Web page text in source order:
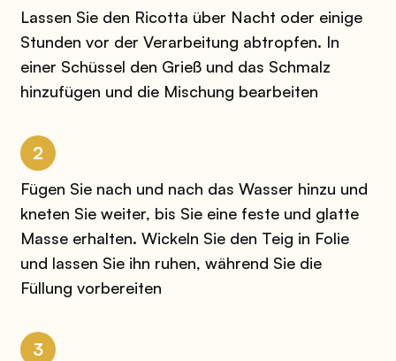
Lassen Sie den Ricotta über Nacht oder einige
Stunden vor der Verarbeitung abtropfen. In
einer Schüssel den Grieß und das Schmalz
hinzufügen und die Mischung bearbeiten
2
Fügen Sie nach und nach das Wasser hinzu und
kneten Sie weiter, bis Sie eine feste und glatte
Masse erhalten. Wickeln Sie den Teig in Folie
und lassen Sie ihn ruhen, während Sie die
Füllung vorbereiten
3